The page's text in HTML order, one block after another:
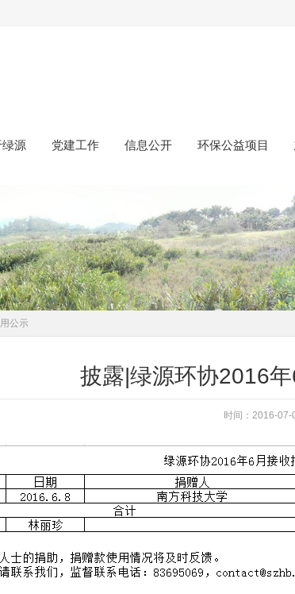
绿源 党建工作 信息公开 环保公益项目
公示
披露|绿源环协2016
时间：2016-